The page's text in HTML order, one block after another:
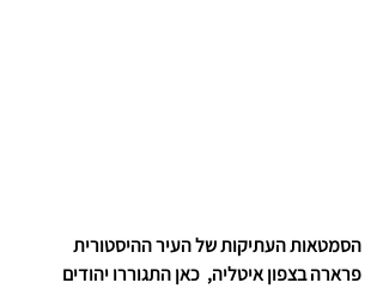
הסמטאות העתיקות של העיר ההיסטורית
פרארה בצפון איטליה,  כאן התגוררו יהודים